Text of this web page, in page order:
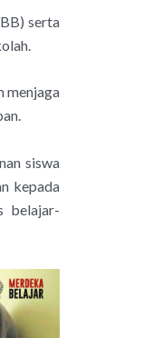
serta
menjaga
siswa
kepada
belajar-